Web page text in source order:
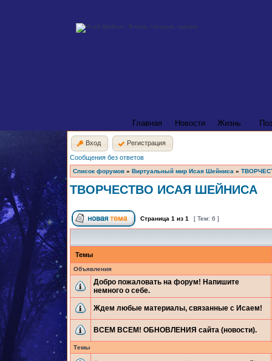
Главная Новости Жизнь
Вход
Регистрация
Сообщения без ответов
Список форумов » Виртуальный мир Исая Шейниса »
ТВОРЧЕСТВО ИСАЯ ШЕЙНИСА
Страница 1 из 1 [ Тем: 6 ]
Темы
Объявления
Добро пожаловать на форум! Напишите
немного о себе.
Ждем любые материалы, связанные с Исаем!
ВСЕМ ВСЕМ! ОБНОВЛЕНИЯ сайта (новости).
Темы